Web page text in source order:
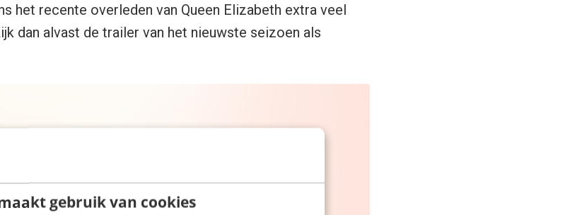
gebruik van cookies
het recente overleden van Queen Elizabeth extra veel
dan alvast de trailer van het nieuwste seizoen als